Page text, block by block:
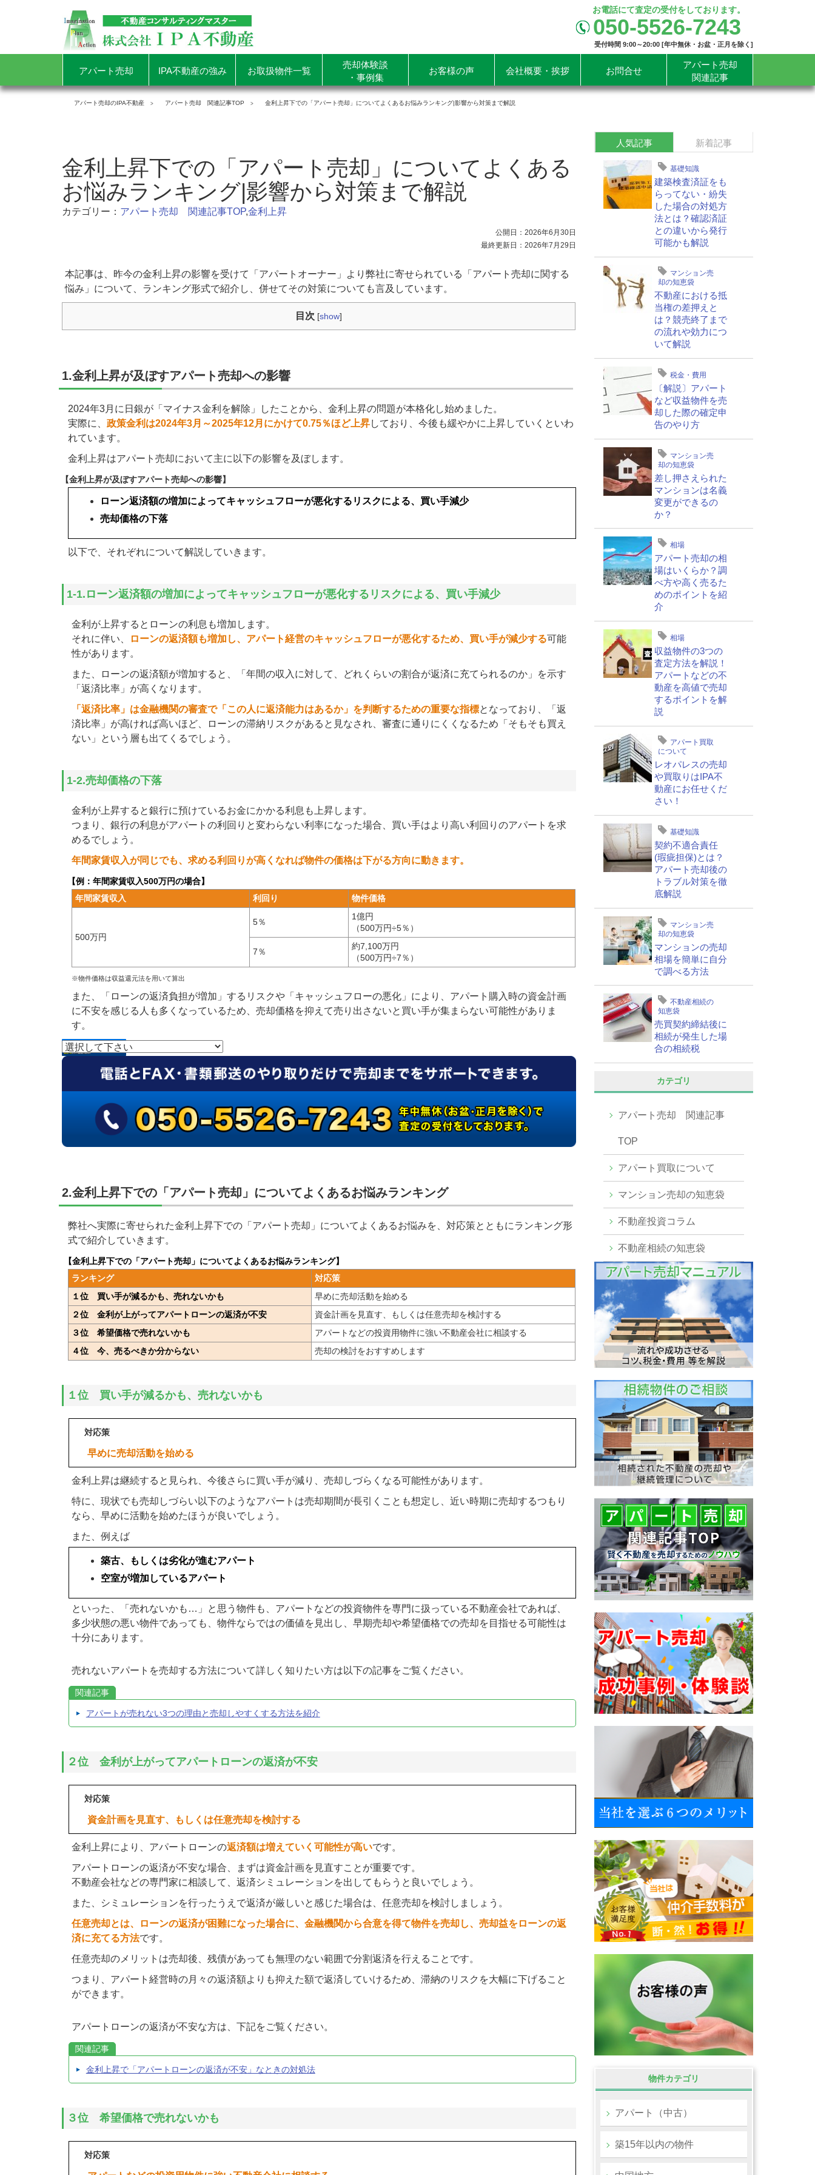
お電話にて査定の受付をしております。
050-5526-7243
受付時間 9:00～20:00 [年中無休・お盆・正月を除く]
アパート売却 IPA不動産の強み お取扱物件一覧
売却体験談
・事例集
お客様の声 会社概要・挨拶 お問合せ
アパート売却
関連記事
アパート売却のIPA不動産 アパート売却 関連記事TOP 金利上昇下での「アパート売却」についてよくあるお悩みランキング|影響から対策まで解説
金利上昇下での「アパート売却」についてよくある
お悩みランキング|影響から対策まで解説
カテゴリー： アパート売却 関連記事TOP,金利上昇
公開日：2026年6月30日
最終更新日：2026年7月29日
本記事は、昨今の金利上昇の影響を受けて「アパートオーナー」より弊社に寄せられている「アパート売却に関する
悩み」について、ランキング形式で紹介し、併せてその対策についても言及しています。
目次 [show]
1.金利上昇が及ぼすアパート売却への影響
2024年3月に日銀が「マイナス金利を解除」したことから、金利上昇の問題が本格化し始めました。
実際に、 政策金利は2024年3月～2025年12月にかけて0.75％ほど上昇しており、今後も緩やかに上昇していくといわ
れています。
金利上昇はアパート売却において主に以下の影響を及ぼします。
【金利上昇が及ぼすアパート売却への影響】
ローン返済額の増加によってキャッシュフローが悪化するリスクによる、買い手減少
売却価格の下落
以下で、それぞれについて解説していきます。
1-1.ローン返済額の増加によってキャッシュフローが悪化するリスクによる、買い手減少
金利が上昇するとローンの利息も増加します。
それに伴い、
ローンの返済額も増加し、アパート経営のキャッシュフローが悪化するため、買い手が減少する可能
性があります。
また、ローンの返済額が増加すると、「年間の収入に対して、どれくらいの割合が返済に充てられるのか」を示す
「返済比率」が高くなります。
「返済比率」は金融機関の審査で「この人に返済能力はあるか」を判断するための重要な指標となっており、「返
済比率」が高ければ高いほど、ローンの滞納リスクがあると見なされ、審査に通りにくくなるため「そもそも買え
ない」という層も出てくるでしょう。
1-2.売却価格の下落
金利が上昇すると銀行に預けているお金にかかる利息も上昇します。
つまり、銀行の利息がアパートの利回りと変わらない利率になった場合、買い手はより高い利回りのアパートを求
めるでしょう。
年間家賃収入が同じでも、求める利回りが高くなれば物件の価格は下がる方向に動きます。
【例：年間家賃収入500万円の場合】
年間家賃収入
利回り 物件価格
500万円
5％
1億円
（500万円÷5％）
7％
約7,100万円
（500万円÷7％）
※物件価格は収益還元法を用いて算出
また、「ローンの返済負担が増加」するリスクや「キャッシュフローの悪化」により、アパート購入時の資金計画
に不安を感じる人も多くなっているため、売却価格を抑えて売り出さないと買い手が集まらない可能性がありま
す。
2.金利上昇下での「アパート売却」についてよくあるお悩みランキング
弊社へ実際に寄せられた金利上昇下での「アパート売却」についてよくあるお悩みを、対応策とともにランキング形
式で紹介していきます。
【金利上昇下での「アパート売却」についてよくあるお悩みランキング】
ランキング
対応策
１位 買い手が減るかも、売れないかも
早めに売却活動を始める
２位 金利が上がってアパートローンの返済が不安
資金計画を見直す、もしくは任意売却を検討する
３位 希望価格で売れないかも
アパートなどの投資用物件に強い不動産会社に相談する
４位 今、売るべきか分からない 売却の検討をおすすめします
１位 買い手が減るかも、売れないかも
対応策
早めに売却活動を始める
金利上昇は継続すると見られ、今後さらに買い手が減り、売却しづらくなる可能性があります。
特に、現状でも売却しづらい以下のようなアパートは売却期間が長引くことも想定し、近い時期に売却するつもり
なら、早めに活動を始めたほうが良いでしょう。
また、例えば
築古、もしくは劣化が進むアパート
空室が増加しているアパート
といった、「売れないかも…」と思う物件も、アパートなどの投資物件を専門に扱っている不動産会社であれば、
多少状態の悪い物件であっても、物件ならではの価値を見出し、早期売却や希望価格での売却を目指せる可能性は
十分にあります。
売れないアパートを売却する方法について詳しく知りたい方は以下の記事をご覧ください。
関連記事
アパートが売れない3つの理由と売却しやすくする方法を紹介
２位 金利が上がってアパートローンの返済が不安
対応策
資金計画を見直す、もしくは任意売却を検討する
金利上昇により、アパートローンの返済額は増えていく可能性が高いです。
アパートローンの返済が不安な場合、まずは資金計画を見直すことが重要です。
不動産会社などの専門家に相談して、返済シミュレーションを出してもらうと良いでしょう。
また、シミュレーションを行ったうえで返済が厳しいと感じた場合は、任意売却を検討しましょう。
任意売却とは、ローンの返済が困難になった場合に、金融機関から合意を得て物件を売却し、売却益をローンの返
済に充てる方法です。
任意売却のメリットは売却後、残債があっても無理のない範囲で分割返済を行えることです。
つまり、アパート経営時の月々の返済額よりも抑えた額で返済していけるため、滞納のリスクを大幅に下げること
ができます。
アパートローンの返済が不安な方は、下記をご覧ください。
関連記事
金利上昇で「アパートローンの返済が不安」なときの対処法
３位 希望価格で売れないかも
対応策
人気記事 新着記事
基礎知識
建築検査済証をも
らってない・紛失
した場合の対処方
法とは？確認済証
との違いから発行
可能かも解説
マンション売
却の知恵袋
不動産における抵
当権の差押えと
は？競売終了まで
の流れや効力につ
いて解説
税金・費用
〔解説〕アパート
など収益物件を売
却した際の確定申
告のやり方
マンション売
却の知恵袋
差し押さえられた
マンションは名義
変更ができるの
か？
相場
アパート売却の相
場はいくらか？調
べ方や高く売るた
めのポイントを紹
介
相場
収益物件の3つの
査定方法を解説！
アパートなどの不
動産を高値で売却
するポイントを解
説
アパート買取
について
レオパレスの売却
や買取りはIPA不
動産にお任せくだ
さい！
基礎知識
契約不適合責任
(瑕疵担保)とは？
アパート売却後の
トラブル対策を徹
底解説
マンション売
却の知恵袋
マンションの売却
相場を簡単に自分
で調べる方法
不動産相続の
知恵袋
売買契約締結後に
相続が発生した場
合の相続税
カテゴリ
アパート売却 関連記事
TOP
アパート買取について
マンション売却の知恵袋
不動産投資コラム
不動産相続の知恵袋
物件カテゴリ
アパート（中古）
築15年以内の物件